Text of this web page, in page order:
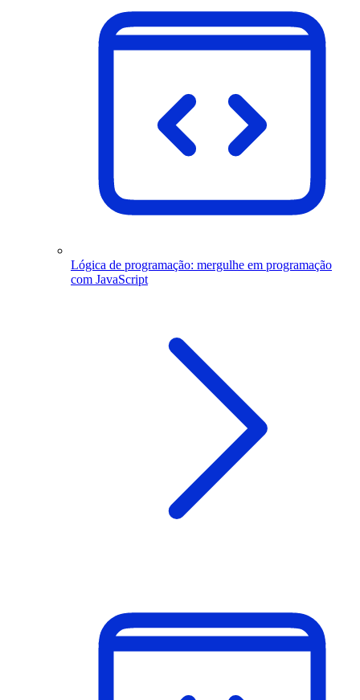
Lógica de programação: mergulhe em programação
com JavaScript